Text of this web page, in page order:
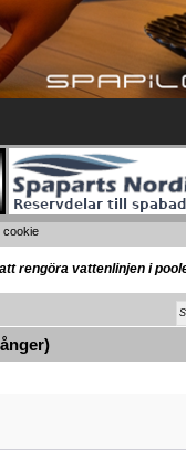
cookie
rengöra vattenlinjen i